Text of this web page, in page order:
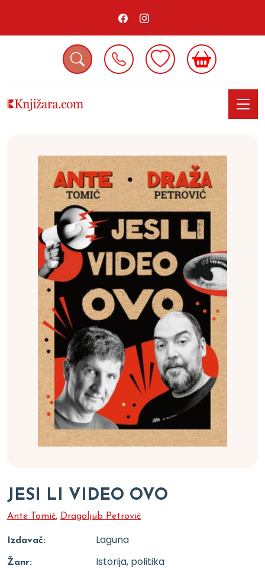
JESI LI VIDEO OVO
Ante Tomić, Dragoljub Petrović
Izdavač: Laguna
Žanr: Istorija, politika